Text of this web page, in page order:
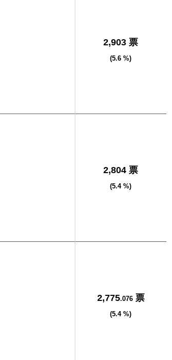
2,903 票
(5.6 %)
2,804 票
(5.4 %)
2,775.076票
(5.4 %)